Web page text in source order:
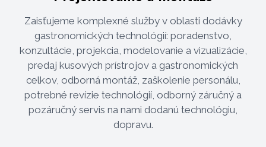
Zaisťujeme komplexné služby v oblasti dodávky
gastronomických technológií: poradenstvo,
konzultácie, projekcia, modelovanie a vizualizácie,
predaj kusových prístrojov a gastronomických
celkov, odborná montáž, zaškolenie personálu,
potrebné revízie technológií, odborný záručný a
pozáručný servis na nami dodanú technológiu,
dopravu.